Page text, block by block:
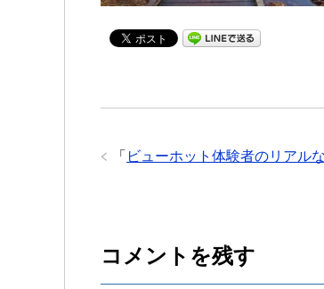
「 ビューホット体験者のリアル
コメントを残す